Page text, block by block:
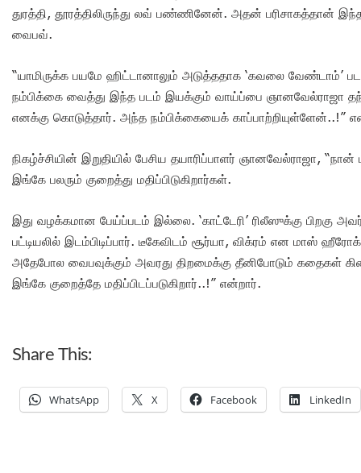
துரத்தி, தூரத்திலிருந்து லவ் பண்ணினேன். அதன் பரிசாகத்தான்
வைபவ்.
“யாமிருக்க பயமே ஹிட்டானாலும் அடுத்ததாக ‘கவலை வேண்டாம்’
நம்பிக்கை வைத்து இந்த படம் இயக்கும் வாய்ப்பை ஞானவேல்ராஜா
எனக்கு கொடுத்தார். அந்த நம்பிக்கையைக் காப்பாற்றியுள்ளேன்..!”
நிகழ்ச்சியின் இறுதியில் பேசிய தயாரிப்பாளர் ஞானவேல்ராஜா,
இங்கே பலரும் குறைத்து மதிப்பிடுகிறார்கள்.
இது வழக்கமான பேய்ப்படம் இல்லை. ‘காட்டேரி’ ரிலீஸுக்கு பிறகு
பட்டியலில் இடம்பிடிப்பார். டீகேவிடம் சூர்யா, விக்ரம் என மாஸ்
அதேபோல வைபவுக்கும் அவரது திறமைக்கு தீனிபோடும் கதைகள்
இங்கே குறைத்தே மதிப்பிடப்படுகிறார்..!” என்றார்.
Share This:
WhatsApp X Facebook LinkedIn